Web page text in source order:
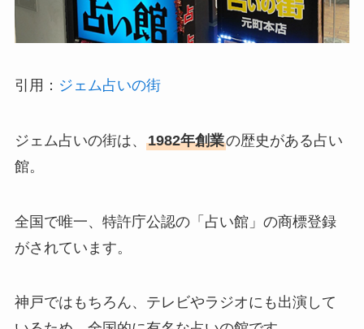
引用： ジェム占いの街
ジェム占いの街は、 1982年創業の歴史がある占い
館。
全国で唯一、特許庁公認の「占い館」の商標登録
がされています。
神戸ではもちろん、テレビやラジオにも出演して